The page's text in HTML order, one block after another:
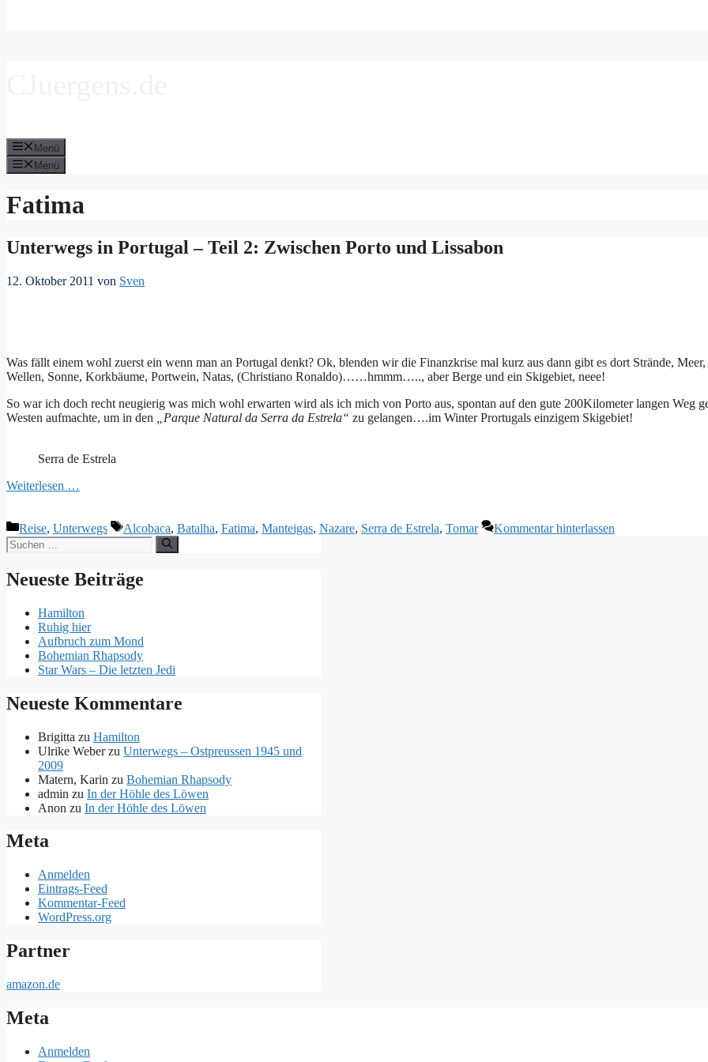
Menü
Menü
Fatima
Unterwegs in Portugal – Teil 2: Zwischen Porto und Lissabon
12. Oktober 2011 von Sven
Was fällt einem wohl zuerst ein wenn man an Portugal denkt? Ok, blenden wir die Finanzkrise mal kurz aus dann gibt es dort Strände, Meer,
Wellen, Sonne, Korkbäume, Portwein, Natas, (Christiano Ronaldo)……hmmm….., aber Berge und ein Skigebiet, neee!
So war ich doch recht neugierig was mich wohl erwarten wird als ich mich von Porto aus, spontan auf den gute 200Kilometer langen Weg
Westen aufmachte, um in den
„Parque Natural da Serra da Estrela“ zu gelangen….im Winter Prortugals einzigem Skigebiet!
Serra de Estrela
Weiterlesen …
Kategorien
Reise, Unterwegs Schlagwörter
Alcobaca, Batalha, Fatima, Manteigas, Nazare, Serra de Estrela, Tomar
Kommentar hinterlassen
Suchen
nach:
Neueste Beiträge
Hamilton
Ruhig hier
Aufbruch zum Mond
Bohemian Rhapsody
Star Wars – Die letzten Jedi
Neueste Kommentare
Brigitta zu Hamilton
Ulrike Weberzu Unterwegs – Ostpreussen 1945 und
2009
Matern, Karin zu Bohemian Rhapsody
admin zu In der Höhle des Löwen
Anon zu In der Höhle des Löwen
Meta
Anmelden
Eintrags-Feed
Kommentar-Feed
WordPress.org
Partner
amazon.de
Meta
Anmelden